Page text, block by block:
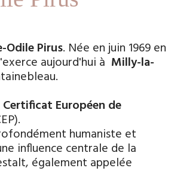
Odile Pirus. Née en juin 1969 en
aujourd'hui à Milly-la-
Européen de
humaniste et
influence centrale de la
également appelée